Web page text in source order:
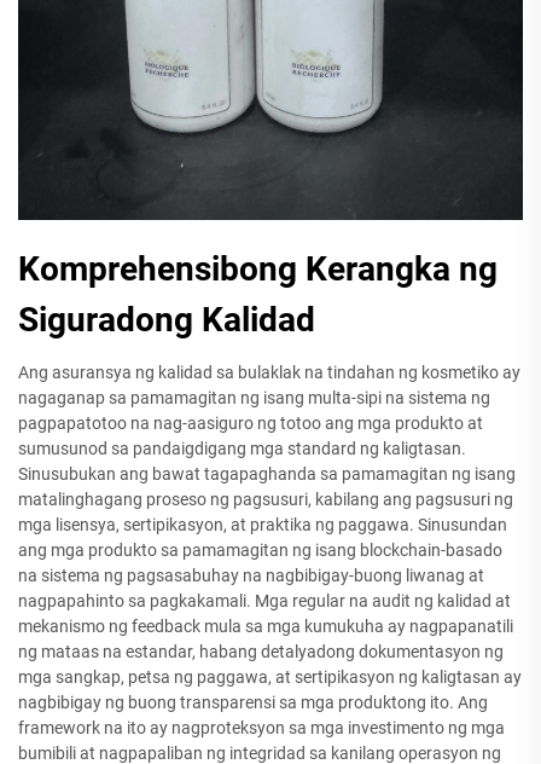
Komprehensibong Kerangka ng
Siguradong Kalidad
Ang asuransya ng kalidad sa bulaklak na tindahan ng kosmetiko ay
nagaganap sa pamamagitan ng isang multa-sipi na sistema ng
pagpapatotoo na nag-aasiguro ng totoo ang mga produkto at
sumusunod sa pandaigdigang mga standard ng kaligtasan.
Sinusubukan ang bawat tagapaghanda sa pamamagitan ng isang
matalinghagang proseso ng pagsusuri, kabilang ang pagsusuri ng
mga lisensya, sertipikasyon, at praktika ng paggawa. Sinusundan
ang mga produkto sa pamamagitan ng isang blockchain-basado
na sistema ng pagsasabuhay na nagbibigay-buong liwanag at
nagpapahinto sa pagkakamali. Mga regular na audit ng kalidad at
mekanismo ng feedback mula sa mga kumukuha ay nagpapanatili
ng mataas na estandar, habang detalyadong dokumentasyon ng
mga sangkap, petsa ng paggawa, at sertipikasyon ng kaligtasan ay
nagbibigay ng buong transparensi sa mga produktong ito. Ang
framework na ito ay nagproteksyon sa mga investimento ng mga
bumibili at nagpapaliban ng integridad sa kanilang operasyon ng